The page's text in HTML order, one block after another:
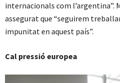
internacionals com l’argentina”.
assegurat que “seguirem
impunitat en aquest país”.
Cal pressió europea